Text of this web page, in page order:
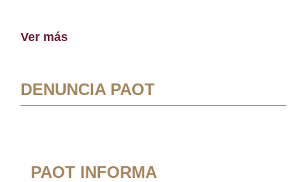
Ver más
DENUNCIA PAOT
PAOT INFORMA